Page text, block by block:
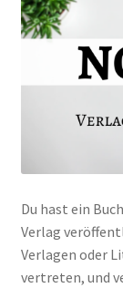
Du hast ein
Verlag
Verlagen oder
vertreten, und